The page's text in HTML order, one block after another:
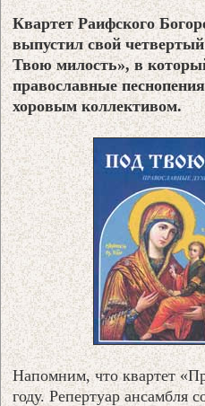
Квартет Раифского
выпустил свой
Твою милость», в
православные
хоровым коллективом.
Напомним, что квартет
году. Репертуар ансамбля